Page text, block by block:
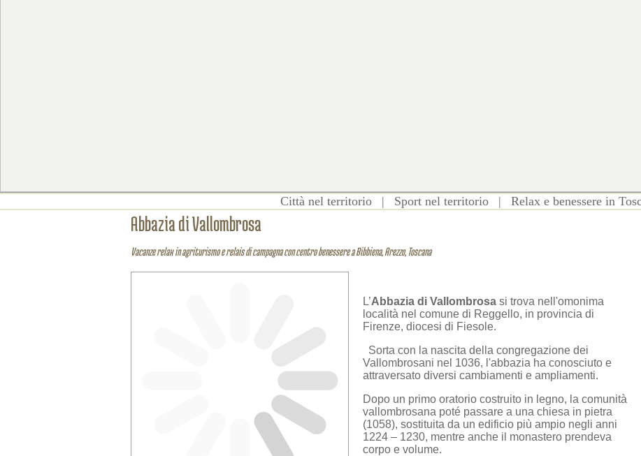
Città nel territorio | Sport nel territorio | Relax e benessere in
Abbazia di Vallombrosa
Vacanze relax in agriturismo e relais di campagna con centro benessere a Bibbiena, Arezzo, Toscana
L’Abbazia di Vallombrosa si trova nell'omonima
località nel comune di Reggello, in provincia di
Firenze, diocesi di Fiesole.
Sorta con la nascita della congregazione dei
Vallombrosani nel 1036, l'abbazia ha conosciuto e
attraversato diversi cambiamenti e ampliamenti.
Dopo un primo oratorio costruito in legno, la comunità
vallombrosana poté passare a una chiesa in pietra
(1058), sostituita da un edificio più ampio negli anni
1224 – 1230, mentre anche il monastero prendeva
corpo e volume.